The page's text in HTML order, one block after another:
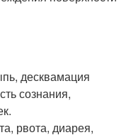
десквамация
сознания,
рвота, диарея,